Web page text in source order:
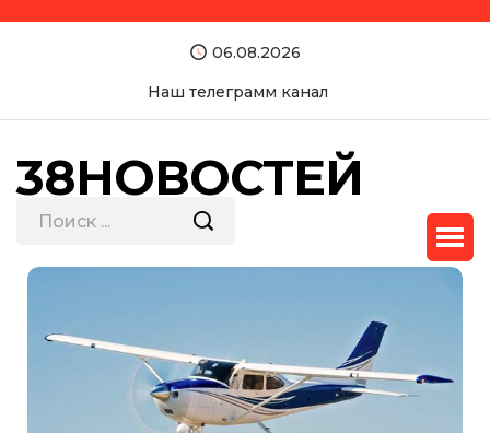
06.08.2026
Наш телеграмм канал
38НОВОСТЕЙ